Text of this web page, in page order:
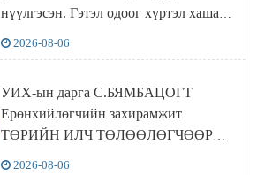
нүүлгэсэн. Гэтэл одоог хүртэл хашаа
2026-08-06
УИХ-ын дарга С.БЯМБАЦОГТ
Ерөнхийлөгчийн захирамжит
ТӨРИЙН ИЛЧ ТӨЛӨӨЛӨГЧӨӨР
2026-08-06